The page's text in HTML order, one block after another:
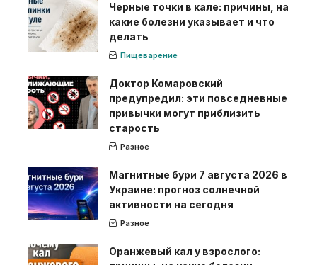
Черные точки в кале: причины, на
какие болезни указывает и что
делать
Пищеварение
Доктор Комаровский
предупредил: эти повседневные
привычки могут приблизить
старость
Разное
Магнитные бури 7 августа 2026 в
Украине: прогноз солнечной
активности на сегодня
Разное
Оранжевый кал у взрослого: